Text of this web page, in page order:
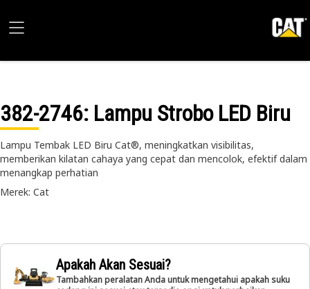
382-2746: Lampu Strobo LED Biru
Lampu Tembak LED Biru Cat®, meningkatkan visibilitas,
memberikan kilatan cahaya yang cepat dan mencolok, efektif dalam
menangkap perhatian
Merek: Cat
Apakah Akan Sesuai?
Tambahkan peralatan Anda untuk mengetahui apakah suku